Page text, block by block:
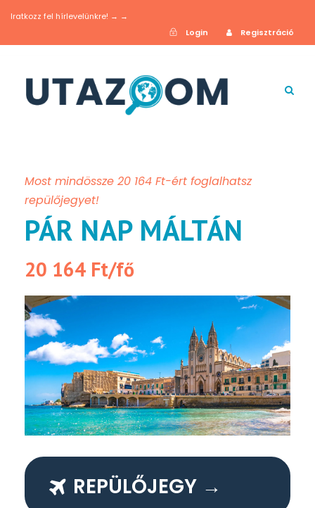
Iratkozz fel hírlevelünkre! → →
Login
Regisztráció
Most mindössze 20 164 Ft-ért foglalhatsz
repülőjegyet!
PÁR NAP MÁLTÁN
20 164 Ft/fő
REPÜLŐJEGY →